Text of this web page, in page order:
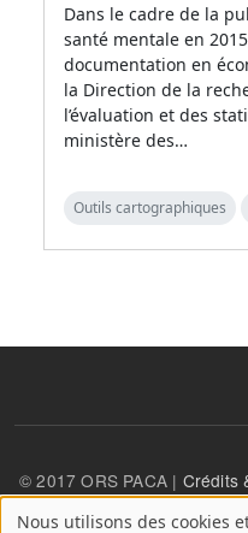
Dans le cadre de la
santé mentale en
documentation en
la Direction de la
l’évaluation et des
ministère des…
Outils cartographiques
© 2017 ORS PACA | Crédits
confidentialité
Nous utilisons des cookies